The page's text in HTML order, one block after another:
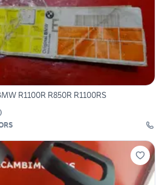
R1100R R850R R1100RS
)